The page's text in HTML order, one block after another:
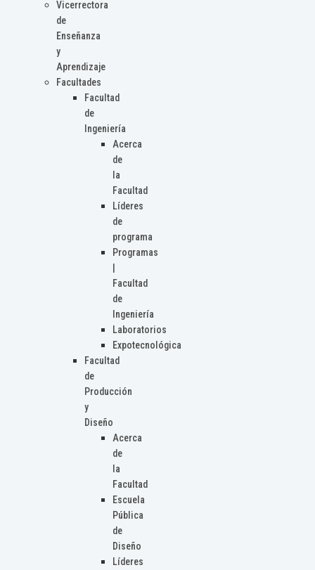
Vicerrectora
de
Enseñanza
y
Aprendizaje
Facultades
Facultad
de
Ingeniería
Acerca
de
la
Facultad
Líderes
de
programa
Programas
Facultad
de
Ingeniería
Laboratorios
Expotecnológica
Facultad
de
Producción
y
Diseño
Acerca
de
la
Facultad
Escuela
Pública
de
Diseño
Líderes